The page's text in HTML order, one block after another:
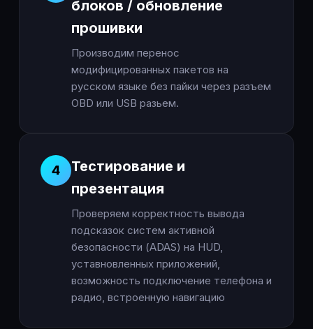
блоков / обновление
прошивки
Производим перенос
модифицированных пакетов на
русском языке без пайки через разъем
OBD или USB разьем.
4
Тестирование и
презентация
Проверяем корректность вывода
подсказок систем активной
безопасности (ADAS) на HUD,
уставновленных приложений,
возможность подключение телефона и
радио, встроенную навигацию